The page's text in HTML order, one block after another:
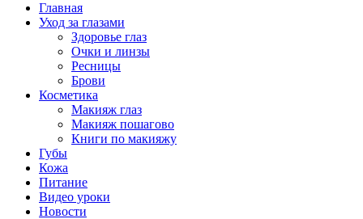
Главная
Уход за глазами
Здоровье глаз
Очки и линзы
Ресницы
Брови
Косметика
Макияж глаз
Макияж пошагово
Книги по макияжу
Губы
Кожа
Питание
Видео уроки
Новости